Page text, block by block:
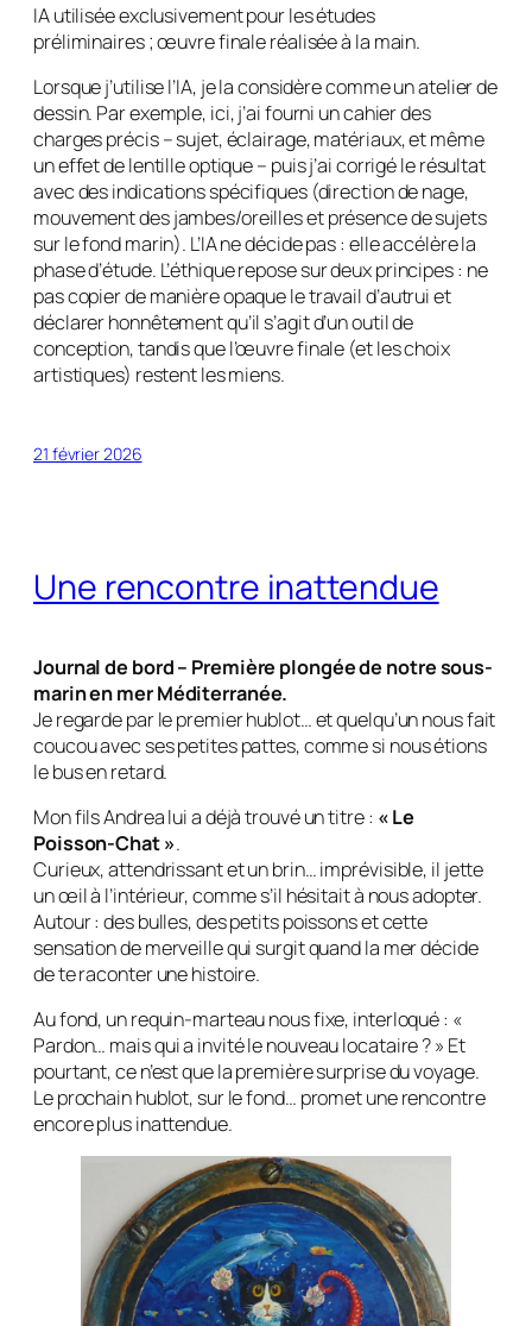
IA utilisée exclusivement pour les études
préliminaires ; œuvre finale réalisée à la main.
Lorsque j’utilise l’IA, je la considère comme un atelier de
dessin. Par exemple, ici, j’ai fourni un cahier des
charges précis – sujet, éclairage, matériaux, et même
un effet de lentille optique – puis j’ai corrigé le résultat
avec des indications spécifiques (direction de nage,
mouvement des jambes/oreilles et présence de sujets
sur le fond marin). L’IA ne décide pas : elle accélère la
phase d’étude. L’éthique repose sur deux principes : ne
pas copier de manière opaque le travail d’autrui et
déclarer honnêtement qu’il s’agit d’un outil de
conception, tandis que l’œuvre finale (et les choix
artistiques) restent les miens.
21 février 2026
Une rencontre inattendue
Journal de bord – Première plongée de notre sous-
marin en mer Méditerranée.
Je regarde par le premier hublot… et quelqu’un nous fait
coucou avec ses petites pattes, comme si nous étions
le bus en retard.
Mon fils Andrea lui a déjà trouvé un titre : « Le
Poisson-Chat ».
Curieux, attendrissant et un brin… imprévisible, il jette
un œil à l’intérieur, comme s’il hésitait à nous adopter.
Autour : des bulles, des petits poissons et cette
sensation de merveille qui surgit quand la mer décide
de te raconter une histoire.
Au fond, un requin-marteau nous fixe, interloqué : «
Pardon… mais qui a invité le nouveau locataire ? » Et
pourtant, ce n’est que la première surprise du voyage.
Le prochain hublot, sur le fond… promet une rencontre
encore plus inattendue.